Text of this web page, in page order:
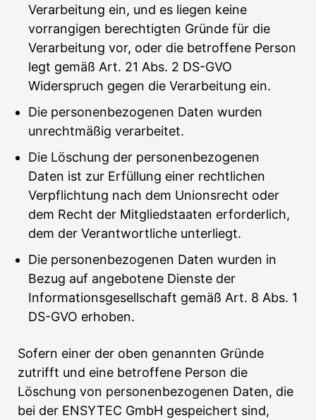
Verarbeitung ein, und es liegen keine
vorrangigen berechtigten Gründe für die
Verarbeitung vor, oder die betroffene Person
legt gemäß Art. 21 Abs. 2 DS-GVO
Widerspruch gegen die Verarbeitung ein.
Die personenbezogenen Daten wurden
unrechtmäßig verarbeitet.
Die Löschung der personenbezogenen
Daten ist zur Erfüllung einer rechtlichen
Verpflichtung nach dem Unionsrecht oder
dem Recht der Mitgliedstaaten erforderlich,
dem der Verantwortliche unterliegt.
Die personenbezogenen Daten wurden in
Bezug auf angebotene Dienste der
Informationsgesellschaft gemäß Art. 8 Abs. 1
DS-GVO erhoben.
Sofern einer der oben genannten Gründe
zutrifft und eine betroffene Person die
Löschung von personenbezogenen Daten, die
bei der ENSYTEC GmbH gespeichert sind,